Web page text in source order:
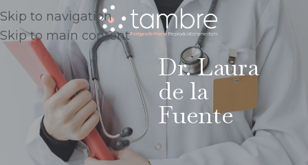
Skip to navigation
Skip to main content
Dr. Laura
de la
Fuente